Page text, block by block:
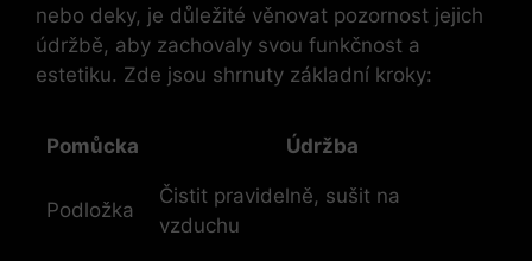
nebo deky, je důležité věnovat pozornost jejich
údržbě, aby zachovaly svou funkčnost a
estetiku. Zde jsou shrnuty základní kroky:
Pomůcka Údržba
Podložka
Čistit pravidelně, sušit na
vzduchu